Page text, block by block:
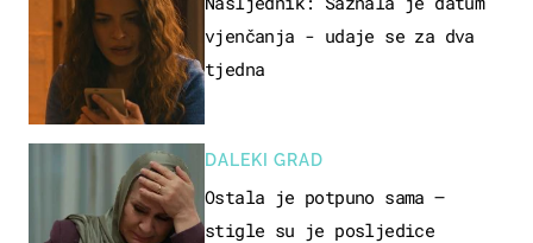
vjenčanja - udaje se za dva
tjedna
DALEKI GRAD
Ostala je potpuno sama –
stigle su je posljedice